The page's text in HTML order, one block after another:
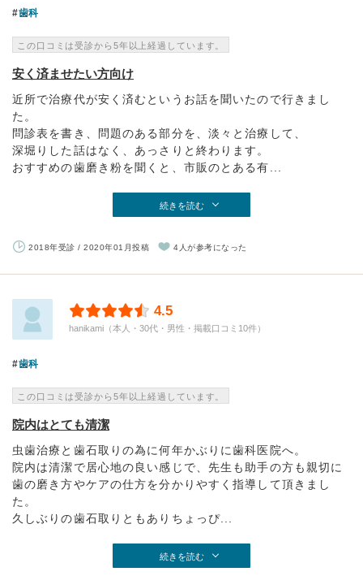
歯科
この口コミは受診から5年以上経過しています。
安く済ませたい方向け
近所で治療代が安く済むというお話を聞いたので行きまし
た。
問診表を書き、問題のある部分を、淡々と治療して、
深堀りした話はなく、あっさりと終わります。
おすすめの歯磨き粉を聞くと、市販のとある有...
続きを読む
2018年受診 / 2020年01月投稿 4人が参考になった
4.5
hanikami（本人・30代・男性・掲載口コミ10件）
歯科
この口コミは受診から5年以上経過しています。
院内はとても清潔
虫歯治療と歯石取りの為に何年かぶりに歯科医院へ。
院内は清潔で居心地の良い感じで、先生も助手の方も親切に
歯の磨き方やケアの仕方を分かりやすく指導して頂きまし
た。
久しぶりの歯石取りともありちょっぴ...
続きを読む